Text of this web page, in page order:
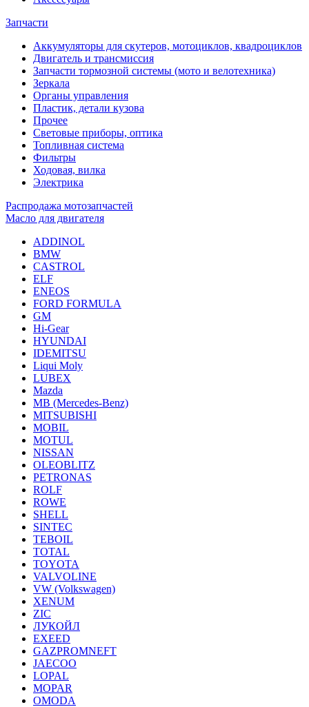
Запчасти
Аккумуляторы для скутеров, мотоциклов, квадроциклов
Двигатель и трансмиссия
Запчасти тормозной системы (мото и велотехника)
Зеркала
Органы управления
Пластик, детали кузова
Прочее
Световые приборы, оптика
Топливная система
Фильтры
Ходовая, вилка
Электрика
Распродажа мотозапчастей
Масло для двигателя
ADDINOL
BMW
CASTROL
ELF
ENEOS
FORD FORMULA
GM
Hi-Gear
HYUNDAI
IDEMITSU
Liqui Moly
LUBEX
Mazda
MB (Mercedes-Вenz)
MITSUBISHI
MOBIL
MOTUL
NISSAN
OLEOBLITZ
PETRONAS
ROLF
ROWE
SHELL
SINTEC
TEBOIL
TOTAL
TOYOTA
VALVOLINE
VW (Volkswagen)
XENUM
ZIC
ЛУКОЙЛ
EXEED
GAZPROMNEFT
JAECOO
LOPAL
MOPAR
OMODA